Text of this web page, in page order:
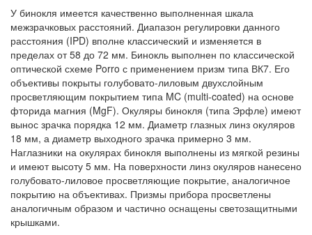
У бинокля имеется качественно выполненная шкала
межзрачковых расстояний. Диапазон регулировки данного
расстояния (IPD) вполне классический и изменяется в
пределах от 58 до 72 мм. Бинокль выполнен по классической
оптической схеме Porro с применением призм типа ВК7. Его
объективы покрыты голубовато-лиловым двухслойным
просветляющим покрытием типа MC (multi-coated) на основе
фторида магния (MgF). Окуляры бинокля (типа Эрфле) имеют
вынос зрачка порядка 12 мм. Диаметр глазных линз окуляров
18 мм, а диаметр выходного зрачка примерно 3 мм.
Наглазники на окулярах бинокля выполнены из мягкой резины
и имеют высоту 5 мм. На поверхности линз окуляров нанесено
голубовато-лиловое просветляющие покрытие, аналогичное
покрытию на объективах. Призмы прибора просветлены
аналогичным образом и частично оснащены светозащитными
крышками.